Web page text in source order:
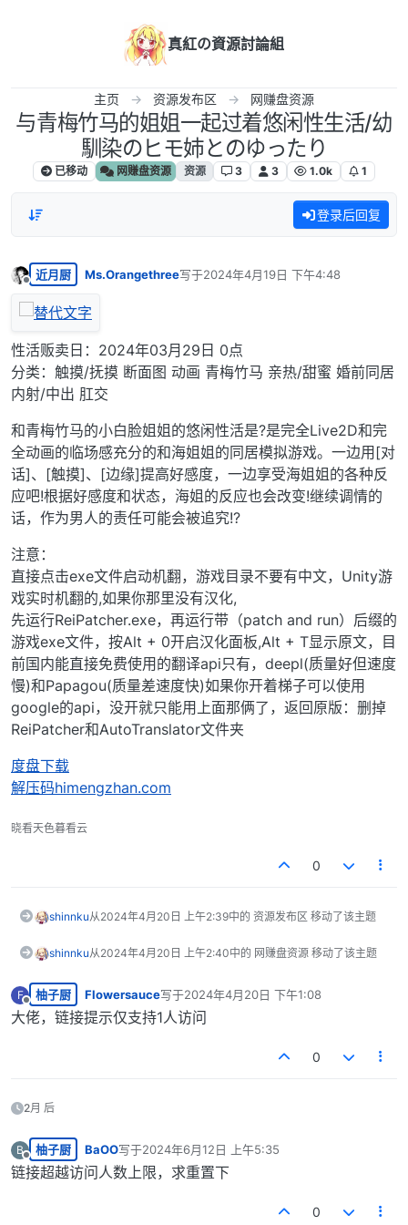
真紅の資源討論組
主页 资源发布区 网赚盘资源
与青梅竹马的姐姐一起过着悠闲性生活/幼
馴染のヒモ姉とのゆったり
已移动 网赚盘资源 资源 3 3 1.0k 1
登录后回复
离线
近月厨 Ms.Orangethree写于2024年4月19日 下午4:48
最后由 编辑
性活贩卖日：2024年03月29日 0点
分类：触摸/抚摸 断面图 动画 青梅竹马 亲热/甜蜜 婚前同居
内射/中出 肛交
和青梅竹马的小白脸姐姐的悠闲性活是?是完全Live2D和完
全动画的临场感充分的和海姐姐的同居模拟游戏。一边用[对
话]、[触摸]、[边缘]提高好感度，一边享受海姐姐的各种反
应吧!根据好感度和状态，海姐的反应也会改变!继续调情的
话，作为男人的责任可能会被追究!?
注意：
直接点击exe文件启动机翻，游戏目录不要有中文，Unity游
戏实时机翻的,如果你那里没有汉化,
先运行ReiPatcher.exe，再运行带（patch and run）后缀的
游戏exe文件，按Alt + 0开启汉化面板,Alt + T显示原文，目
前国内能直接免费使用的翻译api只有，deepl(质量好但速度
慢)和Papagou(质量差速度快)如果你开着梯子可以使用
google的api，没开就只能用上面那俩了，返回原版：删掉
ReiPatcher和AutoTranslator文件夹
度盘下载
解压码himengzhan.com
晓看天色暮看云
0
shinnku从2024年4月20日 上午2:39中的 资源发布区 移动了该主题
shinnku从2024年4月20日 上午2:40中的 网赚盘资源 移动了该主题
F
离线
柚子厨 Flowersauce写于2024年4月20日 下午1:08
最后由 编辑
大佬，链接提示仅支持1人访问
0
2月 后
B
离线
柚子厨 BaOO写于2024年6月12日 上午5:35
最后由 编辑
链接超越访问人数上限，求重置下
0